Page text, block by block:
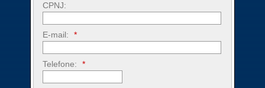
CPNJ:
E-mail: *
Telefone: *